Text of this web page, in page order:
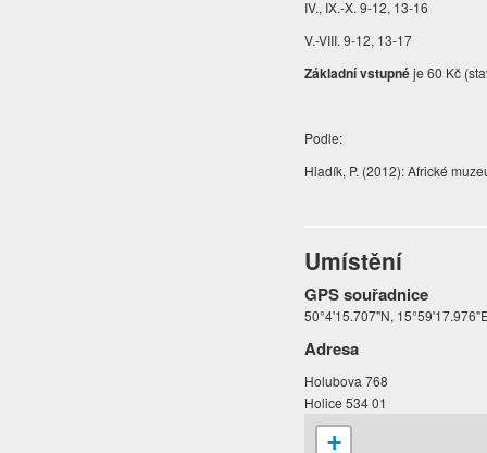
IV., IX.-X. 9-12, 13-16
V.-VIII. 9-12, 13-17
Základní vstupnéje 60 Kč
Podle:
Hladík, P. (2012): Africké
Umístění
GPS souřadnice
50°4'15.707"N,
Adresa
Holubova 768
Holice 534 01
+